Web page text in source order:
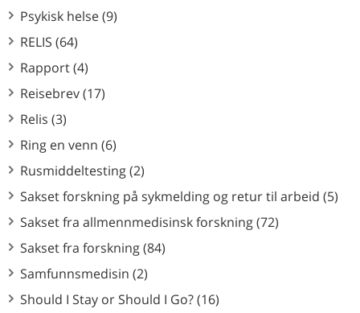
Psykisk helse (9)
RELIS (64)
Rapport (4)
Reisebrev (17)
Relis (3)
Ring en venn (6)
Rusmiddeltesting (2)
Sakset forskning på sykmelding og retur til arbeid (5)
Sakset fra allmennmedisinsk forskning (72)
Sakset fra forskning (84)
Samfunnsmedisin (2)
Should I Stay or Should I Go? (16)